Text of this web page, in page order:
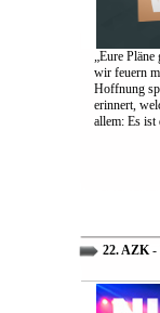
„Eure Pläne
wir feuern
Hoffnung
erinnert,
allem: Es ist
22. AZK-